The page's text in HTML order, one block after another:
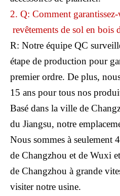
2. Q: Comment
revêtements de sol en bois
R: Notre équipe QC
étape de production pour
premier ordre. De plus,
15 ans pour tous nos
Basé dans la ville de
du Jiangsu, notre
Nous sommes à seulement
de Changzhou et de Wuxi
de Changzhou à grande
visiter notre usine.